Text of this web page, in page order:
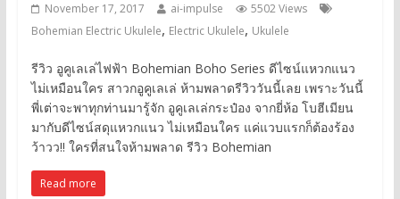
November 17, 2017 ai-impulse
5502 Views
Bohemian Electric Ukulele, Electric Ukulele, Ukulele
รีวิว อูคูเลเล่ไฟฟ้า Bohemian Boho Series ดีไซน์แหวกแนว
ไม่เหมือนใคร สาวกอูคูเลเล่ ห้ามพลาดรีวิววันนี้เลย เพราะวันนี้
พี่เต่าจะพาทุกท่านมารู้จัก อูคูเลเล่กระป๋อง จากยี่ห้อ โบฮีเมียน
มากับดีไซน์สดุแหวกแนว ไม่เหมือนใคร แค่แวบแรกก็ต้องร้อง
ว้าวว!! ใครที่สนใจห้ามพลาด รีวิว Bohemian
Read more